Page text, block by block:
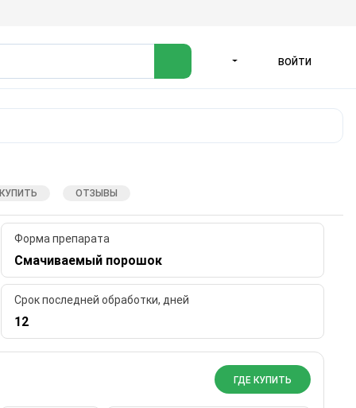
ВОЙТИ
ОТЗЫВЫ
Форма препарата
Смачиваемый порошок
Срок последней обработки, дней
12
ГДЕ КУПИТЬ